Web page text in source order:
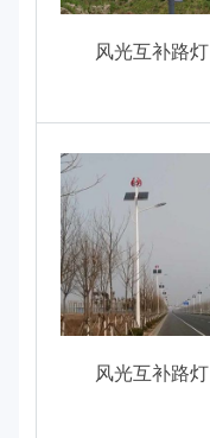
风光互补路灯
风光互补路灯